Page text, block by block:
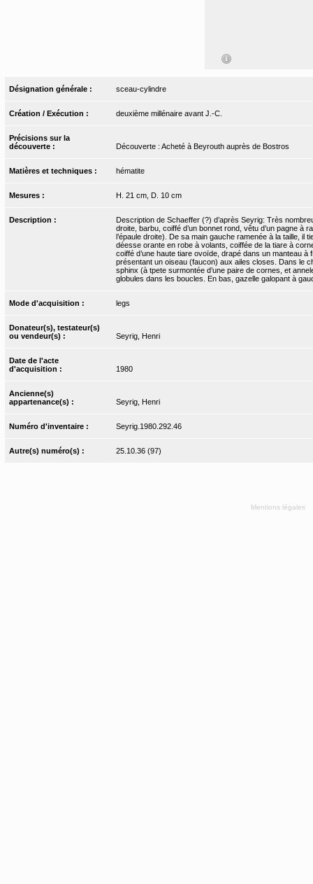
Désignation générale : sceau-cylindre
Création / Exécution : deuxième millénaire avant J.-C.
Précisions sur la
découverte :
Découverte : Acheté à Beyrouth auprès de Bostros
Matières et techniques : hématite
Mesures : H. 21 cm, D. 10 cm
Description :
Description de Schaeffer (?) d’après Seyrig: Très
droite, barbu, coiffé d’un bonnet rond, vêtu d’un pagne à
l’épaule droite). De sa main gauche ramenée à la taille,
déesse orante en robe à volants, coiffée de la tiare à
coiffé d’une haute tiare ovoïde, drapé dans un manteau
présentant un oiseau (faucon) aux ailes closes. Dans le
sphinx (à tpete surmontée d’une paire de cornes, et
globules dans les boucles. En bas, gazelle galopant à
Mode d'acquisition : legs
Donateur(s), testateur(s)
ou vendeur(s) :
Seyrig, Henri
Date de l'acte
d'acquisition :
1980
Ancienne(s)
appartenance(s) :
Seyrig, Henri
Numéro d'inventaire : Seyrig.1980.292.46
Autre(s) numéro(s) : 25.10.36 (97)
Mentions légales